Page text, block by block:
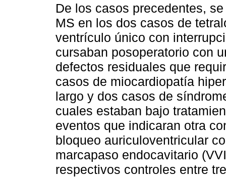
De los casos precedentes,
MS en los dos casos de
ventrículo único con
cursaban posoperatorio con
defectos residuales que
casos de miocardiopatía
largo y dos casos de
cuales estaban bajo
eventos que indicaran otra
bloqueo auriculoventricular
marcapaso endocavitario
respectivos controles entre